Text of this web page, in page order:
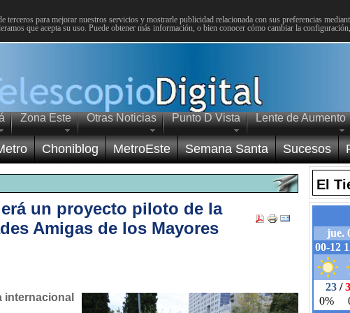
terceros para mejorar nuestros servicios y mostrarle publicidad relacionada con sus preferencias
que acepta su uso. Puede obtener más información, o bien conocer cómo cambiar la
Zona Este Otras Noticias Punto D Vista Lente de Aumento
Choniblog MetroEste Semana Santa Sucesos
un proyecto piloto de la
Amigas de los Mayores
internacional
El